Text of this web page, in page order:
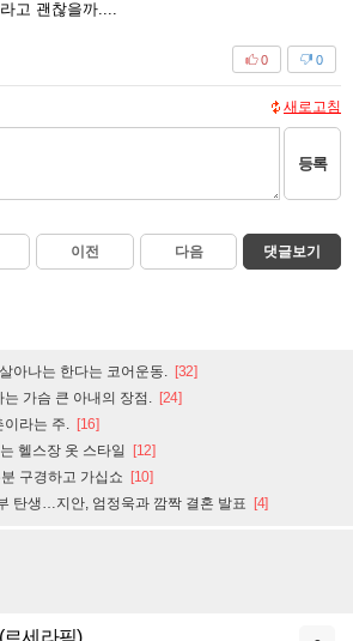
고 괜찮을까....
0
0
새로고침
등록
이전 다음 댓글보기
아나는 한다는 코어운동. [32]
가슴 큰 아내의 장점. [24]
이라는 주. [16]
헬스장 옷 스타일 [12]
구경하고 가십쇼 [10]
탄생…지안, 엄정욱과 깜짝 결혼 발표 [4]